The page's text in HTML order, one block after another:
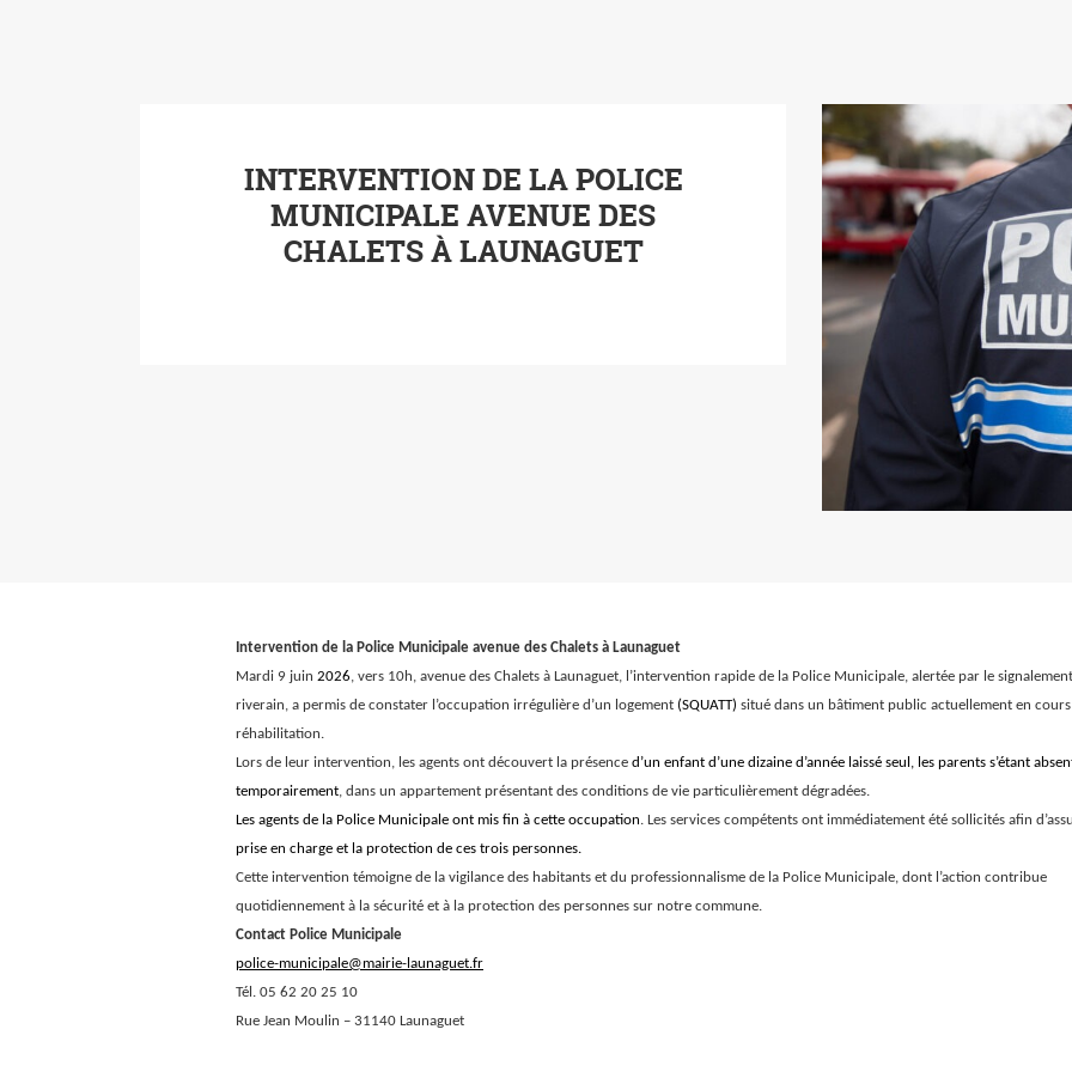
INTERVENTION DE LA POLICE
MUNICIPALE AVENUE DES
CHALETS À LAUNAGUET
Intervention de la Police Municipale avenue des Chalets à Launaguet
Mardi 9 juin 2026, vers 10h, avenue des Chalets à Launaguet, l’intervention rapide de la Police Municipale, alertée par le
riverain, a permis de constater l’occupation irrégulière d’un logement (SQUATT) situé dans un bâtiment public actuellement en
réhabilitation.
Lors de leur intervention, les agents ont découvert la présence d’un enfant d’une dizaine d’année laissé seul, les parents s’étant
temporairement, dans un appartement présentant des conditions de vie particulièrement dégradées.
Les agents de la Police Municipale ont mis fin à cette occupation. Les services compétents ont immédiatement été sollicités afin
prise en charge et la protection de ces trois personnes.
Cette intervention témoigne de la vigilance des habitants et du professionnalisme de la Police Municipale, dont l’action contribue
quotidiennement à la sécurité et à la protection des personnes sur notre commune.
Contact Police Municipale
police-municipale@mairie-launaguet.fr
Tél. 05 62 20 25 10
Rue Jean Moulin – 31140 Launaguet